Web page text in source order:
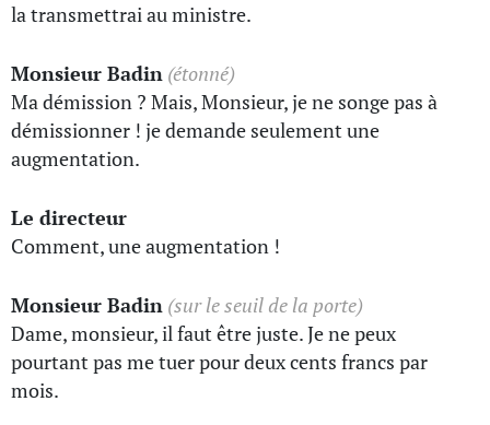
la transmettrai au ministre.
Monsieur Badin (étonné)
Ma démission ? Mais, Monsieur, je ne songe pas à
démissionner ! je demande seulement une
augmentation.
Le directeur
Comment, une augmentation !
Monsieur Badin (sur le seuil de la porte)
Dame, monsieur, il faut être juste. Je ne peux
pourtant pas me tuer pour deux cents francs par
mois.